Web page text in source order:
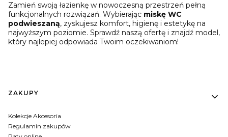
Zamień swoją łazienkę w nowoczesną przestrzeń pełną
funkcjonalnych rozwiązań. Wybierając miskę WC
podwieszaną, zyskujesz komfort, higienę i estetykę na
najwyższym poziomie. Sprawdź naszą ofertę i znajdź model,
który najlepiej odpowiada Twoim oczekiwaniom!
Linki w stopce
ZAKUPY
Kolekcje Akcesoria
Regulamin zakupów